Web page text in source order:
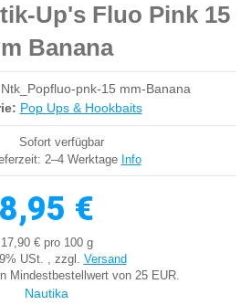
Up's Fluo Pink 15
Banana
Ntk_Popfluo-pnk-15 mm-Banana
Pop Ups & Hookbaits
Sofort verfügbar
2–4 Werktage Info
8,95 €
17,90 € pro 100 g
USt. , zzgl. Versand
Mindestbestellwert von 25 EUR.
Nautika